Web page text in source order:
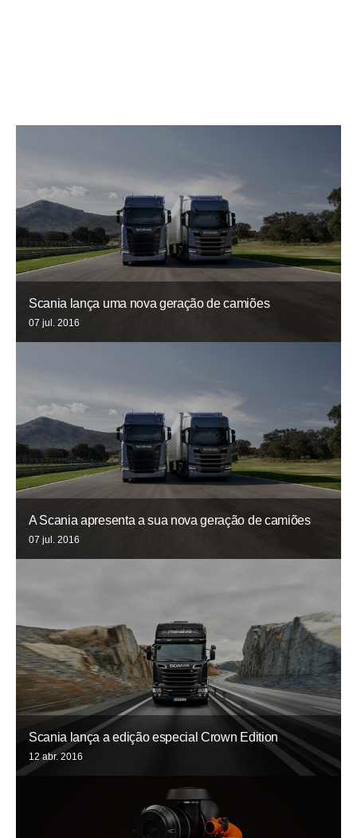
Scania lança uma nova geração de camiões
07 jul. 2016
A Scania apresenta a sua nova geração de camiões
07 jul. 2016
Scania lança a edição especial Crown Edition
12 abr. 2016